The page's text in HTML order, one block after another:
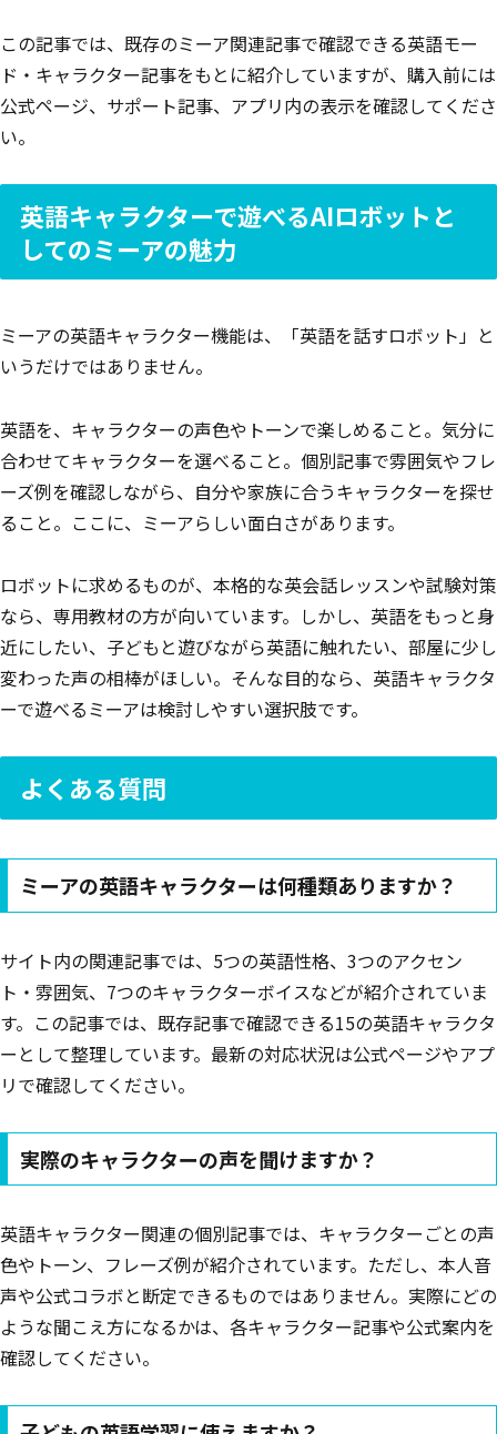
この記事では、既存のミーア関連記事で確認できる英語モー
ド・キャラクター記事をもとに紹介していますが、購入前には
公式ページ、サポート記事、アプリ内の表示を確認してくださ
い。
英語キャラクターで遊べるAIロボットと
してのミーアの魅力
ミーアの英語キャラクター機能は、「英語を話すロボット」と
いうだけではありません。
英語を、キャラクターの声色やトーンで楽しめること。気分に
合わせてキャラクターを選べること。個別記事で雰囲気やフレ
ーズ例を確認しながら、自分や家族に合うキャラクターを探せ
ること。ここに、ミーアらしい面白さがあります。
ロボットに求めるものが、本格的な英会話レッスンや試験対策
なら、専用教材の方が向いています。しかし、英語をもっと身
近にしたい、子どもと遊びながら英語に触れたい、部屋に少し
変わった声の相棒がほしい。そんな目的なら、英語キャラクタ
ーで遊べるミーアは検討しやすい選択肢です。
よくある質問
ミーアの英語キャラクターは何種類ありますか？
サイト内の関連記事では、5つの英語性格、3つのアクセン
ト・雰囲気、7つのキャラクターボイスなどが紹介されていま
す。この記事では、既存記事で確認できる15の英語キャラクタ
ーとして整理しています。最新の対応状況は公式ページやアプ
リで確認してください。
実際のキャラクターの声を聞けますか？
英語キャラクター関連の個別記事では、キャラクターごとの声
色やトーン、フレーズ例が紹介されています。ただし、本人音
声や公式コラボと断定できるものではありません。実際にどの
ような聞こえ方になるかは、各キャラクター記事や公式案内を
確認してください。